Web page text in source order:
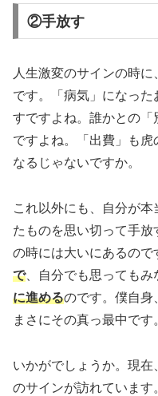
②手放す
人生激変のサインの時
です。「病気」になっ
すですよね。誰かとの「
ですよね。「出費」も
なるじゃないですか。
これ以外にも、自分が
たものを思い切って手
の時には大いにあるので
で、自分でも思ってもみ
に進めるのです。僕自身
まさにその真っ最中です
いかがでしょうか。現
のサインが訪れていま